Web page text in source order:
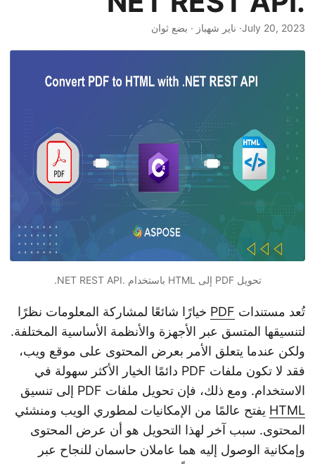
July 20, 2023· ناير شهباز · بضع ثوان
تحويل PDF إلى HTML باستخدام .NET REST API.
تُعد مستنداتPDFخيارًا شائعًا لمشاركة المعلومات نظرًا
لتنسيقها المتسق عبر الأجهزة والأنظمة الأساسية المختلفة.
ولكن عندما يتعلق الأمر بعرض المحتوى على موقع ويب،
فقد لا تكون ملفات PDF دائمًا الخيار الأكثر سهولة في
الاستخدام. ومع ذلك، فإن تحويل ملفات PDF إلى تنسيق
HTMLيفتح عالمًا من الإمكانيات لمطوري الويب ومنشئي
المحتوى. سبب آخر لهذا التحويل هو أن عرض المحتوى
وإمكانية الوصول إليه هما عاملان حاسمان للنجاح عبر